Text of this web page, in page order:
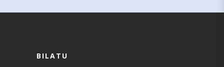
BILATU